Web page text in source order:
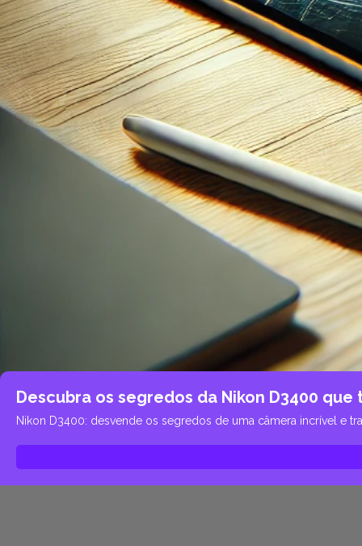
Descubra os segredos da Nikon D3400
Nikon D3400: desvende os segredos de uma câmera incrível e